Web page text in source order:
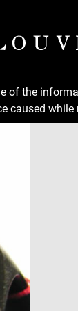
of the
caused